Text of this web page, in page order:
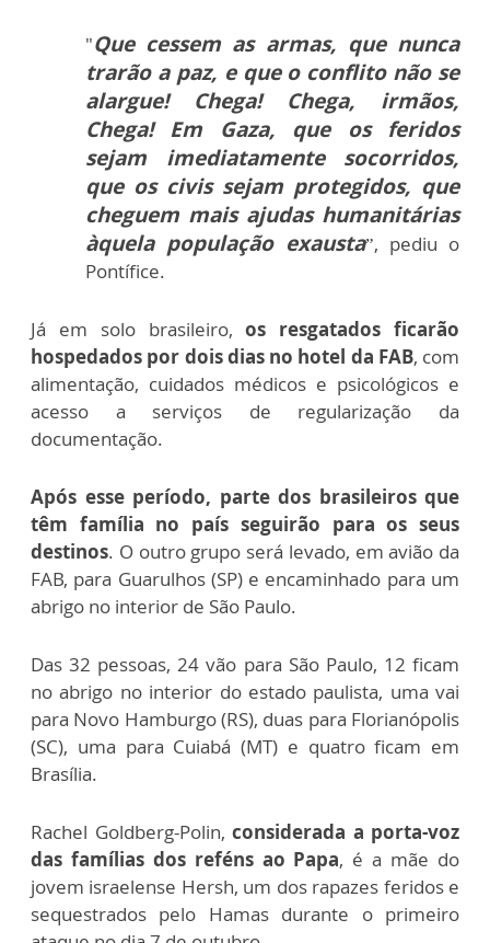
"Que cessem as armas, que nunca
trarão a paz, e que o conflito não se
alargue! Chega! Chega, irmãos,
Chega! Em Gaza, que os feridos
sejam imediatamente socorridos,
que os civis sejam protegidos, que
cheguem mais ajudas humanitárias
àquela população exausta”, pediu o
Pontífice.
Já em solo brasileiro, os resgatados ficarão
hospedados por dois dias no hotel da FAB, com
alimentação, cuidados médicos e psicológicos e
acesso a serviços de regularização da
documentação.
Após esse período, parte dos brasileiros que
têm família no país seguirão para os seus
destinos. O outro grupo será levado, em avião da
FAB, para Guarulhos (SP) e encaminhado para um
abrigo no interior de São Paulo.
Das 32 pessoas, 24 vão para São Paulo, 12 ficam
no abrigo no interior do estado paulista, uma vai
para Novo Hamburgo (RS), duas para Florianópolis
(SC), uma para Cuiabá (MT) e quatro ficam em
Brasília.
Rachel Goldberg-Polin, considerada a porta-voz
das famílias dos reféns ao Papa, é a mãe do
jovem israelense Hersh, um dos rapazes feridos e
sequestrados pelo Hamas durante o primeiro